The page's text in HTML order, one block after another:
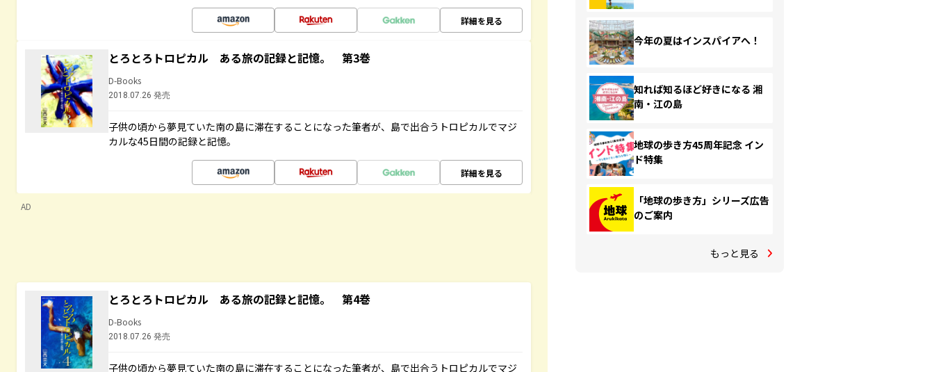
詳細を見る
とろとろトロピカル ある旅の記録と記憶。 第3巻
D-Books
2018.07.26 発売
子供の頃から夢見ていた南の島に滞在することになった筆者が、島で出合うトロピカルでマジ
カルな45日間の記録と記憶。
詳細を見る
AD
とろとろトロピカル ある旅の記録と記憶。 第4巻
D-Books
2018.07.26 発売
子供の頃から夢見ていた南の島に滞在することになった筆者が、島で出合うトロピカルでマジ
今年の夏はインスパイアへ！
知れば知るほど好きになる 湘
南・江の島
地球の歩き方45周年記念 イン
ド特集
「地球の歩き方」シリーズ広告
のご案内
もっと見る